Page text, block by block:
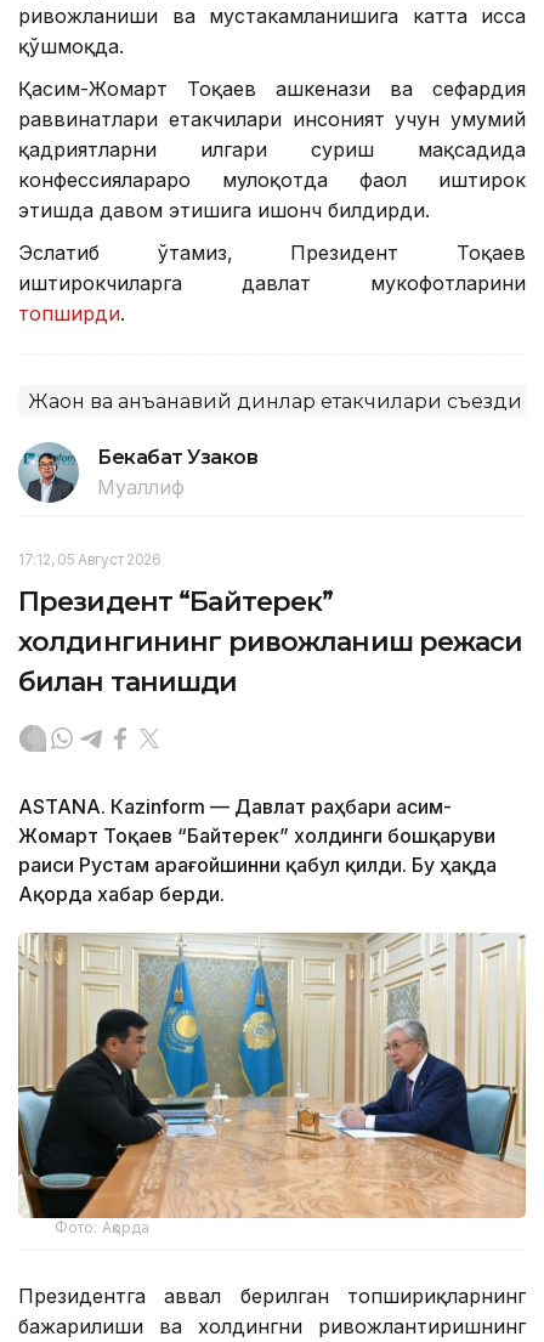
ривожланиши ва мустаҳкамланишига катта ҳисса
қўшмоқда.
Қасим-Жомарт Тоқаев ашкенази ва сефардия
раввинатлари етакчилари инсоният учун умумий
қадриятларни илгари суриш мақсадида
конфессиялараро мулоқотда фаол иштирок
этишда давом этишига ишонч билдирди.
Эслатиб ўтамиз, Президент Тоқаев
иштирокчиларга давлат мукофотларини
топширди.
Жаҳон ва анъанавий динлар етакчилари съезди
Бекабат Узаков
Муаллиф
17:12, 05 Август 2026
Президент “Байтерек”
холдингининг ривожланиш режаси
билан танишди
ASTANА. Каzinform — Давлат раҳбари Қасим-
Жомарт Тоқаев “Байтерек” холдинги бошқаруви
раиси Рустам Қарағойшинни қабул қилди. Бу ҳақда
Ақорда хабар берди.
Фото: Ақорда
Президентга аввал берилган топшириқларнинг
бажарилиши ва холдингни ривожлантиришнинг